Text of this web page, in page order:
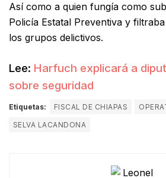
Así como a quien fungía como
Policía Estatal Preventiva y
los grupos delictivos.
Lee: Harfuch explicará a
sobre seguridad
Etiquetas: FISCAL DE CHIAPAS
SELVA LACANDONA